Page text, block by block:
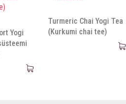
Yogi
Turmeric Chai Yogi Tea
(Kurkumi chai tee)